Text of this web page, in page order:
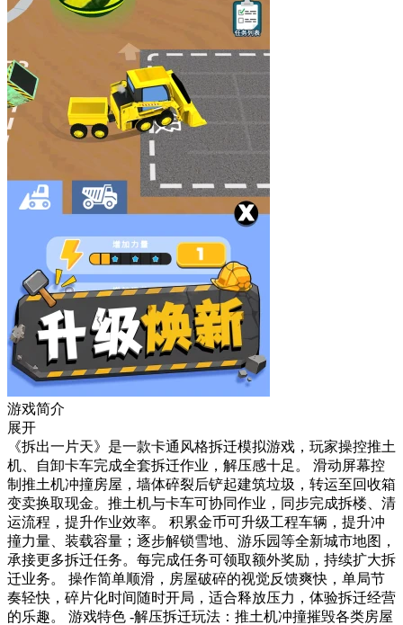
游戏简介
展开
《拆出一片天》是一款卡通风格拆迁模拟游戏，玩家操控推土
机、自卸卡车完成全套拆迁作业，解压感十足。 滑动屏幕控
制推土机冲撞房屋，墙体碎裂后铲起建筑垃圾，转运至回收箱
变卖换取现金。推土机与卡车可协同作业，同步完成拆楼、清
运流程，提升作业效率。 积累金币可升级工程车辆，提升冲
撞力量、装载容量；逐步解锁雪地、游乐园等全新城市地图，
承接更多拆迁任务。每完成任务可领取额外奖励，持续扩大拆
迁业务。 操作简单顺滑，房屋破碎的视觉反馈爽快，单局节
奏轻快，碎片化时间随时开局，适合释放压力，体验拆迁经营
的乐趣。 游戏特色 -解压拆迁玩法：推土机冲撞摧毁各类房屋